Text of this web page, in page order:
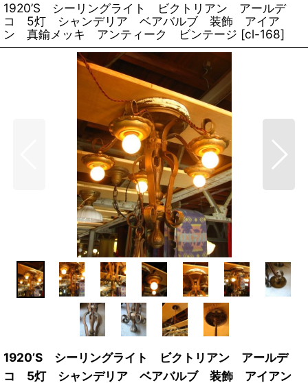
1920’S シーリングライト ビクトリアン アールデ
コ 5灯 シャンデリア ベアバルブ 装飾 アイア
ン 真鍮メッキ アンティーク ビンテージ [cl-168]
1920’S シーリングライト ビクトリアン アールデ
コ 5灯 シャンデリア ベアバルブ 装飾 アイアン